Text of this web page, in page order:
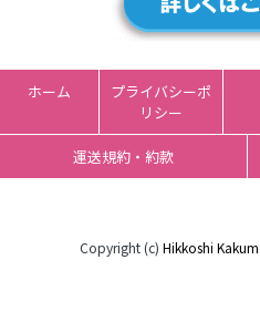
ホーム
プライバシーポ
リシー
運送規約・約款
Copyright (c) Hikkoshi